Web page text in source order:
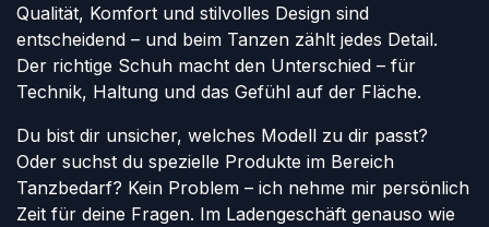
Qualität, Komfort und stilvolles Design sind
entscheidend – und beim Tanzen zählt jedes Detail.
Der richtige Schuh macht den Unterschied – für
Technik, Haltung und das Gefühl auf der Fläche.
Du bist dir unsicher, welches Modell zu dir passt?
Oder suchst du spezielle Produkte im Bereich
Tanzbedarf? Kein Problem – ich nehme mir persönlich
Zeit für deine Fragen. Im Ladengeschäft genauso wie